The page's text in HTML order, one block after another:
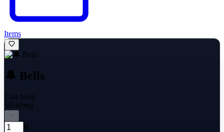
Items
🔔 Bells
Còn hàng
Số lượng
B